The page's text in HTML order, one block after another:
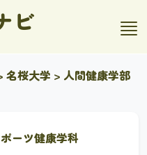
ビ
名桜大学 > 人間健康学部
ーツ健康学科